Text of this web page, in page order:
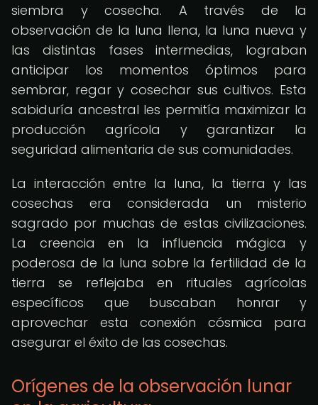
siembra y cosecha. A través de la
observación de la luna llena, la luna nueva y
las distintas fases intermedias, lograban
anticipar los momentos óptimos para
sembrar, regar y cosechar sus cultivos. Esta
sabiduría ancestral les permitía maximizar la
producción agrícola y garantizar la
seguridad alimentaria de sus comunidades.
La interacción entre la luna, la tierra y las
cosechas era considerada un misterio
sagrado por muchas de estas civilizaciones.
La creencia en la influencia mágica y
poderosa de la luna sobre la fertilidad de la
tierra se reflejaba en rituales agrícolas
específicos que buscaban honrar y
aprovechar esta conexión cósmica para
asegurar el éxito de las cosechas.
Orígenes de la observación lunar